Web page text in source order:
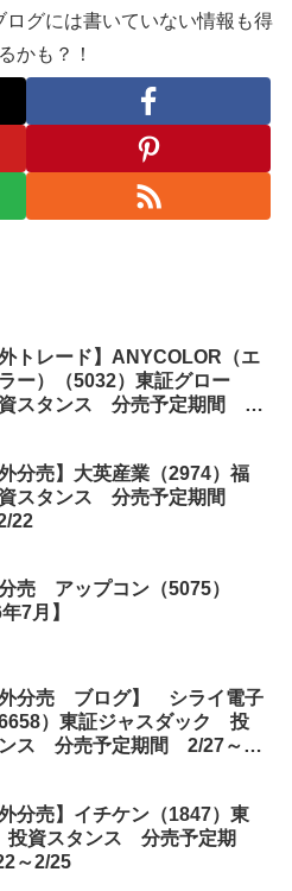
グには書いていない情報も得
かも？！
外トレード】ANYCOLOR（エ
ー）（5032）東証グロー
スタンス 分売予定期間
外分売】大英産業（2974）福
スタンス 分売予定期間
22
売 アップコン（5075）
7月】
外分売 ブログ】 シライ電子
）東証ジャスダック 投
ス 分売予定期間 2/27～
外分売】イチケン（1847）東
資スタンス 分売予定期
～2/25